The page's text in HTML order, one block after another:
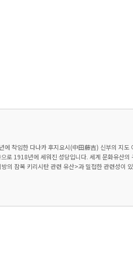
에 착임한 다나카 후지요시(中田藤吉) 신부의 지도
로 1918년에 세워진 성당입니다. 세계 문화유산의
의 잠복 키리시탄 관련 유산>과 밀접한 관련성이